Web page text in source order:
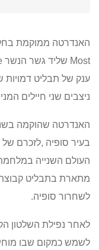
האנדרטה ממוקמת
Most שליד גשר הנשר
ענק של תבליט
ניצבים שני חיילים
האנדרטה שהוקמה
בעיר סופיה ,לזכרם
העולם השנייה
מתארת בתבליט קבוצת
לשחרור סופיה.
לאחר נפילת השלטון
לשמש כמקום שבו מוחים